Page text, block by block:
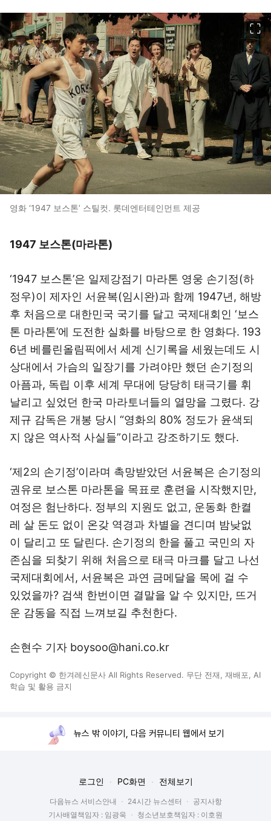
영화 ‘1947 보스톤’ 스틸컷. 롯데엔터테인먼트 제공
1947 보스톤(마라톤)
‘1947 보스톤’은 일제강점기 마라톤 영웅 손기정(하
정우)이 제자인 서윤복(임시완)과 함께 1947년, 해방
후 처음으로 대한민국 국기를 달고 국제대회인 ‘보스
톤 마라톤’에 도전한 실화를 바탕으로 한 영화다. 193
6년 베를린올림픽에서 세계 신기록을 세웠는데도 시
상대에서 가슴의 일장기를 가려야만 했던 손기정의
아픔과, 독립 이후 세계 무대에 당당히 태극기를 휘
날리고 싶었던 한국 마라토너들의 열망을 그렸다. 강
제규 감독은 개봉 당시 “영화의 80% 정도가 윤색되
지 않은 역사적 사실들”이라고 강조하기도 했다.
‘제2의 손기정’이라며 촉망받았던 서윤복은 손기정의
권유로 보스톤 마라톤을 목표로 훈련을 시작했지만,
여정은 험난하다. 정부의 지원도 없고, 운동화 한켤
레 살 돈도 없이 온갖 역경과 차별을 견디며 밤낮없
이 달리고 또 달린다. 손기정의 한을 풀고 국민의 자
존심을 되찾기 위해 처음으로 태극 마크를 달고 나선
국제대회에서, 서윤복은 과연 금메달을 목에 걸 수
있었을까? 검색 한번이면 결말을 알 수 있지만, 뜨거
운 감동을 직접 느껴보길 추천한다.
손현수 기자 boysoo@hani.co.kr
Copyright © 한겨레신문사 All Rights Reserved. 무단 전재, 재배포, AI
학습 및 활용 금지
뉴스 밖 이야기, 다음 커뮤니티 웹에서 보기
로그인 PC화면 전체보기
다음뉴스 서비스안내 24시간 뉴스센터
공지사항
기사배열책임자 : 임광욱
청소년보호책임자 : 이호원